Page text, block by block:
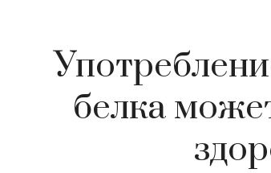
белка